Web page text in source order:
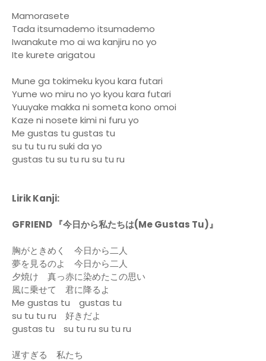
Mamorasete
Tada itsumademo itsumademo
Iwanakute mo ai wa kanjiru no yo
Ite kurete arigatou
Mune ga tokimeku kyou kara futari
Yume wo miru no yo kyou kara futari
Yuuyake makka ni someta kono omoi
Kaze ni nosete kimi ni furu yo
Me gustas tu gustas tu
su tu tu ru suki da yo
gustas tu su tu ru su tu ru
Lirik Kanji:
GFRIEND 『今日から私たちは(Me Gustas Tu)』
胸がときめく 今日から二人
夢を見るのよ 今日から二人
夕焼け 真っ赤に染めたこの思い
風に乗せて 君に降るよ
Me gustas tu gustas tu
su tu tu ru 好きだよ
gustas tu su tu ru su tu ru
遅すぎる 私たち